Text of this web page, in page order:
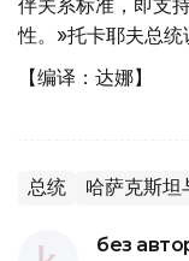
伴关系标准，即支
性。»托卡耶夫总统
【编译：达娜】
总统 哈萨克斯坦
без